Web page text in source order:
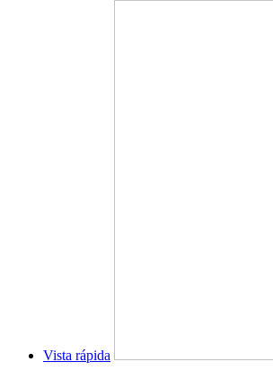
Vista rápida